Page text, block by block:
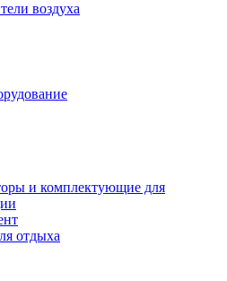
воздуха
и комплектующие для
отдыха